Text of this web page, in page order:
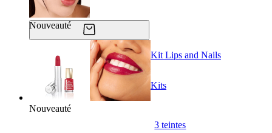
Nouveauté
Nouveauté
Kit Lips and Nails
Kits
3 teintes